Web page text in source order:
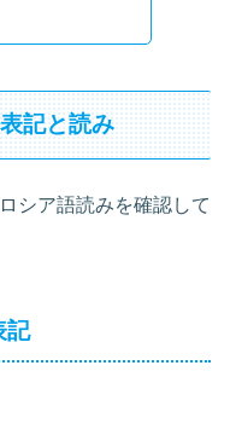
記と読み
シア語読みを確認して
記